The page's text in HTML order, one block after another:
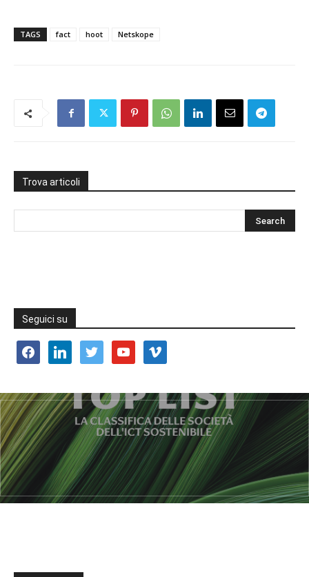
TAGS fact hoot Netskope
Trova articoli
Seguici su
facebooklinkedin twitter youtube vimeo